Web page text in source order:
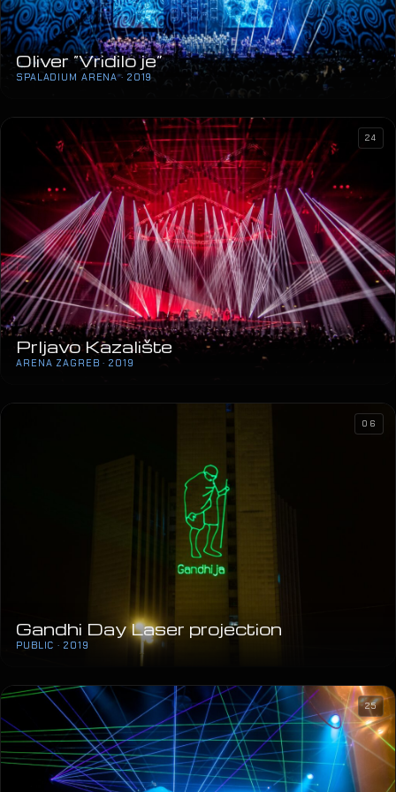
Oliver “Vridilo je”
SPALADIUM ARENA · 2019
Prljavo Kazalište
ARENA ZAGREB · 2019
24
Gandhi Day Laser projection
PUBLIC · 2019
06
25